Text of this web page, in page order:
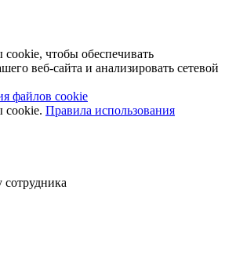
чтобы обеспечивать
веб-сайта и анализировать сетевой
файлов cookie
cookie. Правила использования